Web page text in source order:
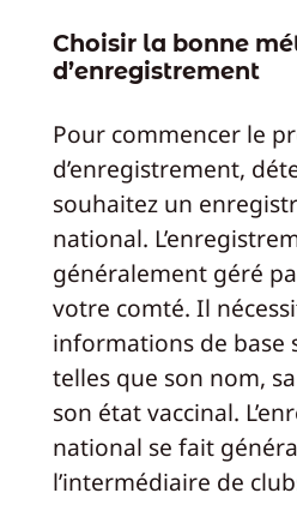
Choisir la bonne
d’enregistrement
Pour commencer le
d’enregistrement,
souhaitez un
national.
généralement géré
votre comté. Il
informations de base
telles que son nom,
son état vaccinal.
national se fait
l’intermédiaire de